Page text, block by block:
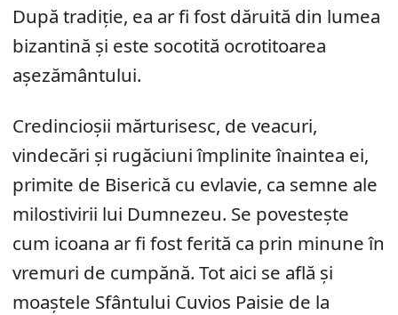
După tradiție, ea ar fi fost dăruită din lumea
bizantină și este socotită ocrotitoarea
așezământului.
Credincioșii mărturisesc, de veacuri,
vindecări și rugăciuni împlinite înaintea ei,
primite de Biserică cu evlavie, ca semne ale
milostivirii lui Dumnezeu. Se povestește
cum icoana ar fi fost ferită ca prin minune în
vremuri de cumpănă. Tot aici se află și
moaștele Sfântului Cuvios Paisie de la